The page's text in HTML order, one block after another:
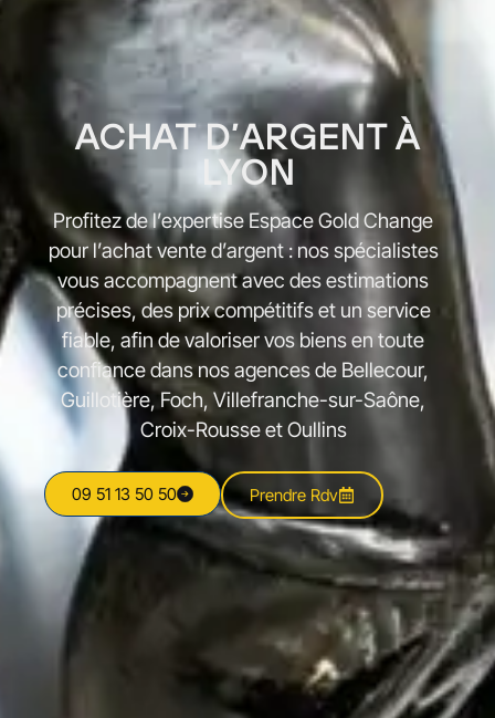
ACHAT D’ARGENT À
LYON
Profitez de l’expertise Espace Gold Change
pour l’achat vente d’argent : nos spécialistes
vous accompagnent avec des estimations
précises, des prix compétitifs et un service
fiable, afin de valoriser vos biens en toute
confiance dans nos agences de Bellecour,
Guillotière, Foch, Villefranche-sur-Saône,
Croix-Rousse et Oullins
09 51 13 50 50 Prendre Rdv